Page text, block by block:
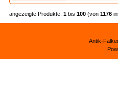
angezeigte Produkte: 1 bis 100 (von 1176
Antik-